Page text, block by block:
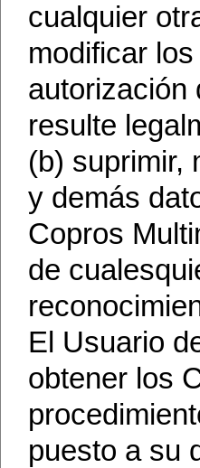
cualquier
modificar
autorización
resulte
(b) suprimir,
y demás
Copros
de
El Usuario
obtener los
puesto a su